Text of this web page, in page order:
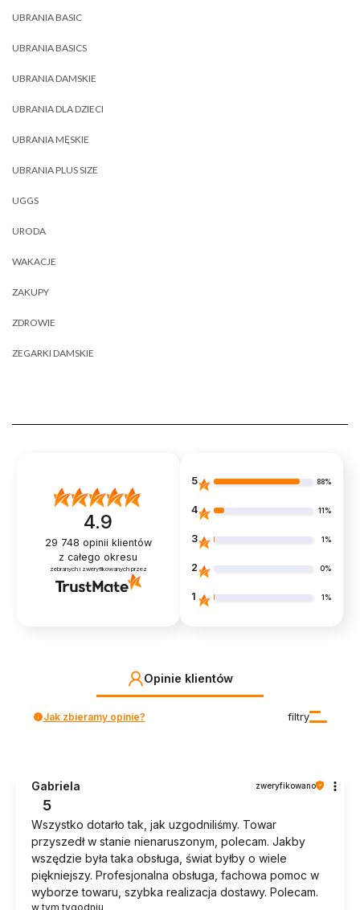
UBRANIA BASIC
UBRANIA BASICS
UBRANIA DAMSKIE
UBRANIA DLA DZIECI
UBRANIA MĘSKIE
UBRANIA PLUS SIZE
UGGS
URODA
WAKACJE
ZAKUPY
ZDROWIE
ZEGARKI DAMSKIE
4.9
29 748 opinii klientów
z całego okresu
zebranych i zweryfikowanych przez
5 88%
4 11%
3 1%
2 0%
1 1%
Opinie klientów
filtry
Jak zbieramy opinie?
Gabriela zweryfikowano
5
Wszystko dotarło tak, jak uzgodniliśmy. Towar
przyszedł w stanie nienaruszonym, polecam. Jakby
wszędzie była taka obsługa, świat byłby o wiele
piękniejszy. Profesjonalna obsługa, fachowa pomoc w
wyborze towaru, szybka realizacja dostawy. Polecam.
w tym tygodniu